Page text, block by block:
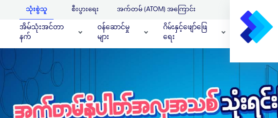
သုံးစွဲသူ စီးပွားရေး အက်တမ် (ATOM) အကြောင်း
အိမ်သုံးအင်တာ
နက်
၀န်ဆောင်မှု
များ
ဂိမ်းနှင့်ဖျော်ဖြေ
ရေး
ပရိုမိုး
ရှင်း